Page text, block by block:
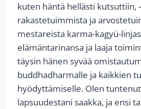
kuten häntä hellästi kutsuttiin,
rakastetuimmista ja
mestareista karma-kagyü-
elämäntarinansa ja laaja
täysin hänen syvää
buddhadharmalle ja kaikkien
hyödyttämiselle. Olen
lapsuudestani saakka, ja ensi